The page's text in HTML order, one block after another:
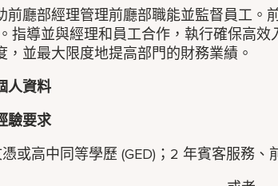
前廳部經理管理前廳部職能並監督員工。
指導並與經理和員工合作，執行確保高
，並最大限度地提高部門的財務業績。
人資料
驗要求
憑或高中同等學歷 (GED)；2 年賓客服務、